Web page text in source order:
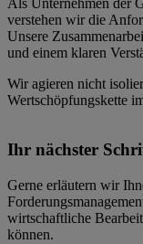
verstehen wir die
Unsere
und einem klaren
Wir agieren nicht
Wertschöpfungskette
Ihr nächster
Gerne erläutern wir
wirtschaftliche
können.